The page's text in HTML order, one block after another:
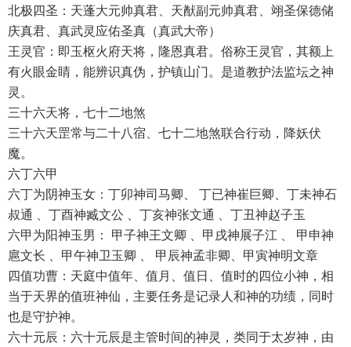
北极四圣：天蓬大元帅真君、天猷副元帅真君、翊圣保德储
庆真君、真武灵应佑圣真（真武大帝）
王灵官：即玉枢火府天将，隆恩真君。俗称王灵官，其额上
有火眼金睛，能辨识真伪，护镇山门。是道教护法监坛之神
灵。
三十六天将，七十二地煞
三十六天罡常与二十八宿、七十二地煞联合行动，降妖伏
魔。
六丁六甲
六丁为阴神玉女：丁卯神司马卿、 丁已神崔巨卿、丁未神石
叔通 、丁酉神臧文公 、丁亥神张文通 、丁丑神赵子玉
六甲为阳神玉男： 甲子神王文卿 、甲戌神展子江 、 甲申神
扈文长 、甲午神卫玉卿 、 甲辰神孟非卿、甲寅神明文章
四值功曹：天庭中值年、值月、值日、值时的四位小神，相
当于天界的值班神仙，主要任务是记录人和神的功绩，同时
也是守护神。
六十元辰：六十元辰是主管时间的神灵，类同于太岁神，由